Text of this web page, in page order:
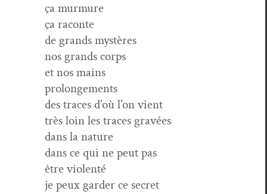
ça mur­mure
ça raconte
de grands mystères
nos grands corps
et nos mains
prolongements
des traces d’où l’on vient
très loin les traces gravées
dans la nature
dans ce qui ne peut pas
être violenté
je peux garder ce secret